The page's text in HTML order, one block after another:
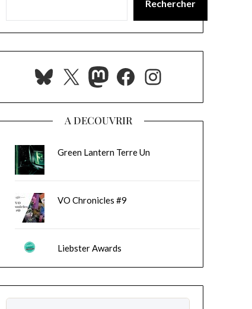
Rechercher
Bluesky
X Mastodon
Facebook
Instagram
A DECOUVRIR
Green Lantern Terre Un
VO Chronicles #9
Liebster Awards